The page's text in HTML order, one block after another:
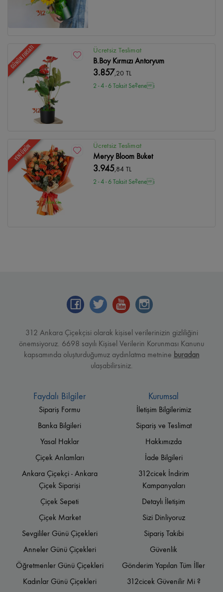
GÜNÜN FIRSATI Ücretsiz Teslimat
B.Boy Kırmızı Antoryum
3.857,20 TL
2 - 4 - 6 Taksit Se?enei
YENİ ÜRÜN Ücretsiz Teslimat
Meryy Bloom Buket
3.945,84 TL
2 - 4 - 6 Taksit Se?enei
312 Ankara Çiçekçisi olarak kişisel verilerinizin gizliliğini
önemsiyoruz. 6698 sayılı Kişisel Verilerin Korunması Kanunu
kapsamında oluşturduğumuz aydınlatma metnine buradan
ulaşabilirsiniz.
Faydalı Bilgiler
Sipariş Formu
Banka Bilgileri
Yasal Haklar
Çiçek Anlamları
Ankara Çiçekçi - Ankara
Çiçek Siparişi
Çiçek Sepeti
Çiçek Market
Sevgililer Günü Çiçekleri
Anneler Günü Çiçekleri
Öğretmenler Günü Çiçekleri
Kadınlar Günü Çiçekleri
Kurumsal
İletişim Bilgilerimiz
Sipariş ve Teslimat
Hakkımızda
İade Bilgileri
312cicek İndirim
Kampanyaları
Detaylı İletişim
Sizi Dinliyoruz
Sipariş Takibi
Güvenlik
Gönderim Yapılan Tüm İller
312cicek Güvenilir Mi ?